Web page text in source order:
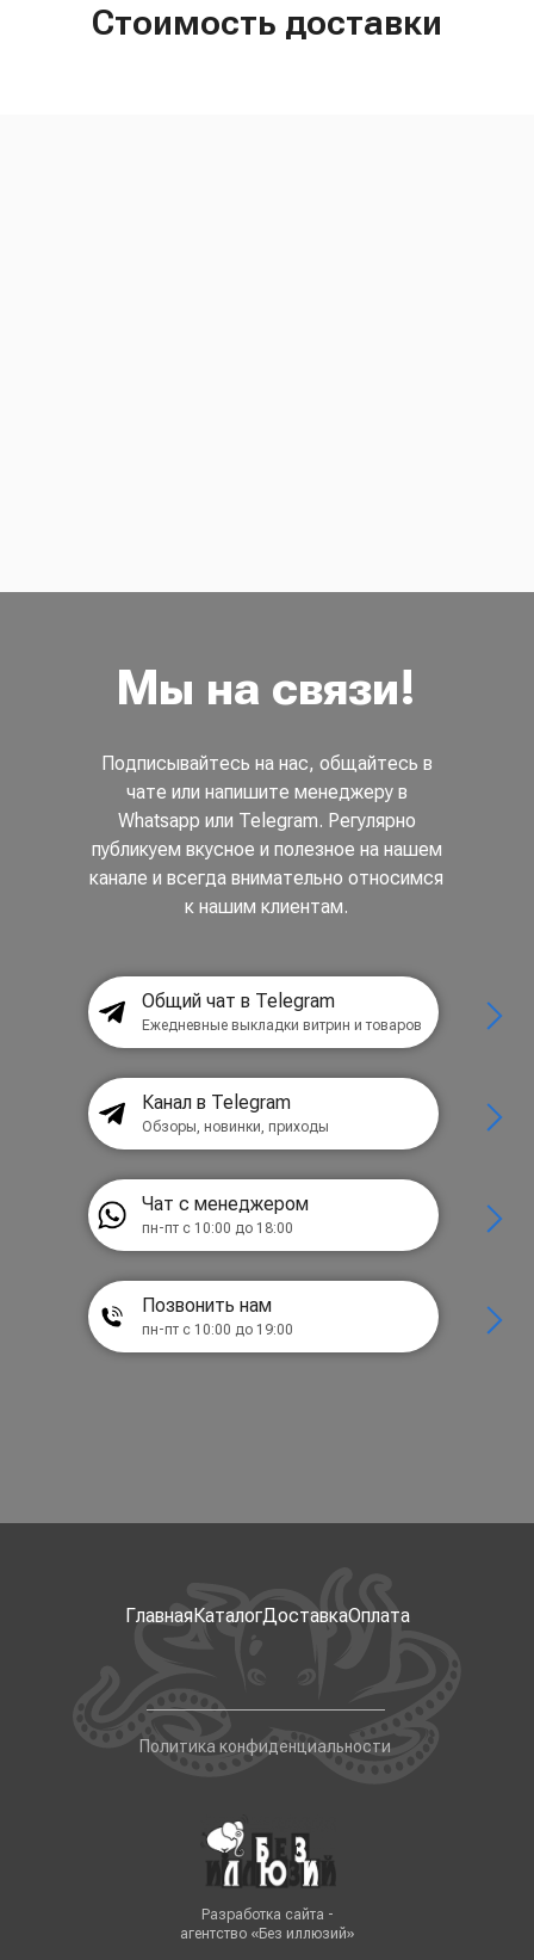
Стоимость доставки
Мы на связи!
Подписывайтесь на нас, общайтесь в
чате или напишите менеджеру в
Whatsapp или Telegram. Регулярно
публикуем вкусное и полезное на нашем
канале и всегда внимательно относимся
к нашим клиентам.
Общий чат в Telegram
Ежедневные выкладки витрин и товаров
Канал в Telegram
Обзоры, новинки, приходы
Чат с менеджером
пн-пт с 10:00 до 18:00
Позвонить нам
пн-пт с 10:00 до 19:00
ГлавнаяКаталогДоставкаОплата
Политика конфиденциальности
Разработка сайта -
агентство «Без иллюзий»